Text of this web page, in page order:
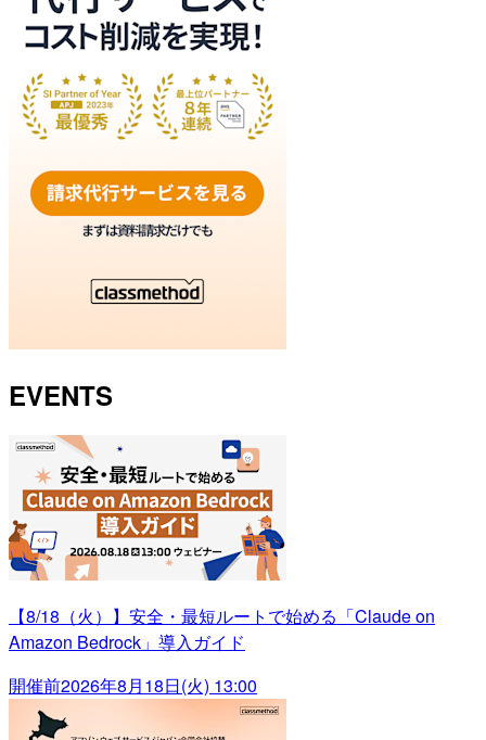
EVENTS
【8/18（火）】安全・最短ルートで始める「Claude on
Amazon Bedrock」導入ガイド
開催前2026年8月18日(火) 13:00